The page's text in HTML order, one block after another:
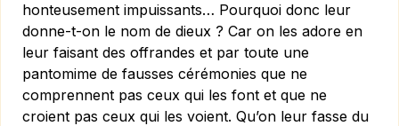
honteusement impuissants… Pourquoi donc leur
donne-t-on le nom de dieux ? Car on les adore en
leur faisant des offrandes et par toute une
pantomime de fausses cérémonies que ne
comprennent pas ceux qui les font et que ne
croient pas ceux qui les voient. Qu’on leur fasse du